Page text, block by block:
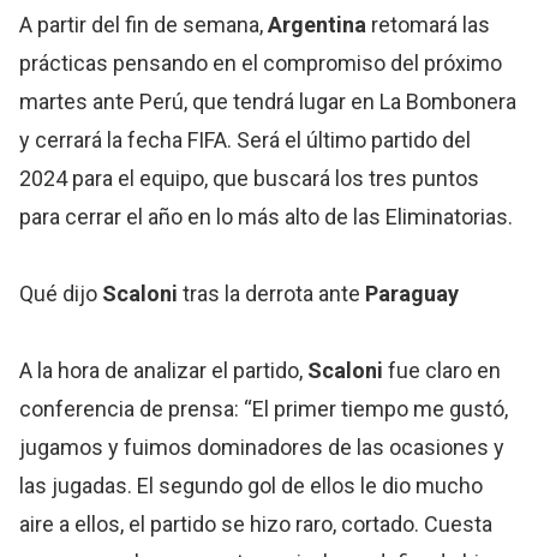
A partir del fin de semana,Argentina retomará las
prácticas pensando en el compromiso del próximo
martes ante Perú, que tendrá lugar en La Bombonera
y cerrará la fecha FIFA. Será el último partido del
2024 para el equipo, que buscará los tres puntos
para cerrar el año en lo más alto de las Eliminatorias.
Qué dijo Scaloni tras la derrota ante Paraguay
A la hora de analizar el partido, Scaloni fue claro en
conferencia de prensa: “El primer tiempo me gustó,
jugamos y fuimos dominadores de las ocasiones y
las jugadas. El segundo gol de ellos le dio mucho
aire a ellos, el partido se hizo raro, cortado. Cuesta